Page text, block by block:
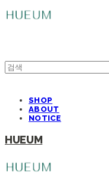
SHOP
ABOUT
NOTICE
HUEUM